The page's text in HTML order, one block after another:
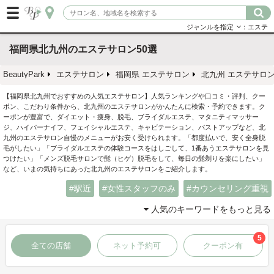
ジャンルを指定 ：エステ
福岡県北九州のエステサロン50選
BeautyPark エステサロン 福岡県 エステサロン 北九州 エステサロ
【福岡県北九州でおすすめの人気エステサロン】人気ランキングや口コミ・評判、クー
ポン、こだわり条件から、北九州のエステサロンがかんたんに検索・予約できます。ク
ーポンが豊富で、ダイエット・痩身、脱毛、ブライダルエステ、マタニティマッサー
ジ、ハイパーナイフ、フェイシャルエステ、キャビテーション、バストアップなど、北
九州のエステサロン自慢のメニューがお安く受けられます。「都度払いで、安く全身脱
毛がしたい」「ブライダルエステの体験コースをはしごして、1番あうエステサロンを見
つけたい」「メンズ脱毛サロンで髭（ヒゲ）脱毛をして、毎日の髭剃りを楽にしたい」
など、いまの気持ちにあった北九州のエステサロンをご紹介します。
駅近 女性スタッフのみ カウンセリング重視
人気のキーワードをもっと見る
全ての店舗 ネット予約可 クーポン有
5